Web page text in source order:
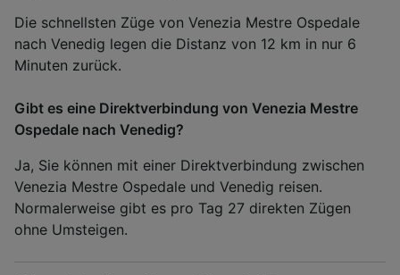
Die schnellsten Züge von Venezia Mestre Ospedale
nach Venedig legen die Distanz von 12 km in nur 6
Minuten zurück.
Gibt es eine Direktverbindung von Venezia Mestre
Ospedale nach Venedig?
Ja, Sie können mit einer Direktverbindung zwischen
Venezia Mestre Ospedale und Venedig reisen.
Normalerweise gibt es pro Tag 27 direkten Zügen
ohne Umsteigen.